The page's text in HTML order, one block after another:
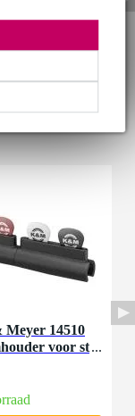
Meyer 14510
voor st